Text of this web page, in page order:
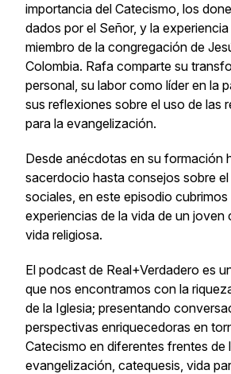
importancia del Catecismo, los
dados por el Señor, y la
miembro de la congregación de
Colombia. Rafa comparte su
personal, su labor como líder en la
sus reflexiones sobre el uso de las
para la evangelización.
Desde anécdotas en su formación
sacerdocio hasta consejos sobre
sociales, en este episodio
experiencias de la vida de un joven
vida religiosa.
El podcast de Real+Verdadero es
que nos encontramos con la
de la Iglesia; presentando
perspectivas enriquecedoras en
Catecismo en diferentes frentes de
evangelización, catequesis, vida